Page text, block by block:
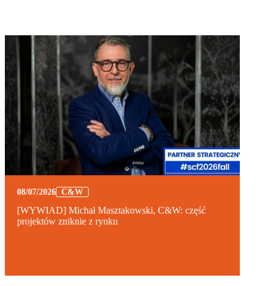
08/07/2026 C&W
[WYWIAD] Michał Masztakowski, C&W: część
projektów zniknie z rynku